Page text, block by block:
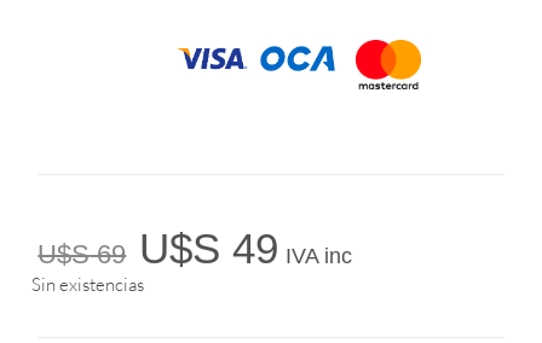
U$S69 U$S 49 IVA inc
Sin existencias